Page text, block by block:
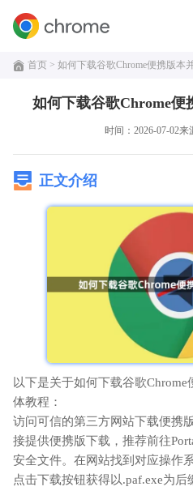
首页 > 如何下载谷歌Chrome便携版本
如何下载谷歌Chrome便
时间：2026-07-02来
正文介绍
以下是关于如何下载谷歌
体教程：
访问可信的第三方网站下载便携
接提供便携版下载，推荐前往
安全文件。在网站找到对应操作
点击下载按钮获得以.paf.exe为后